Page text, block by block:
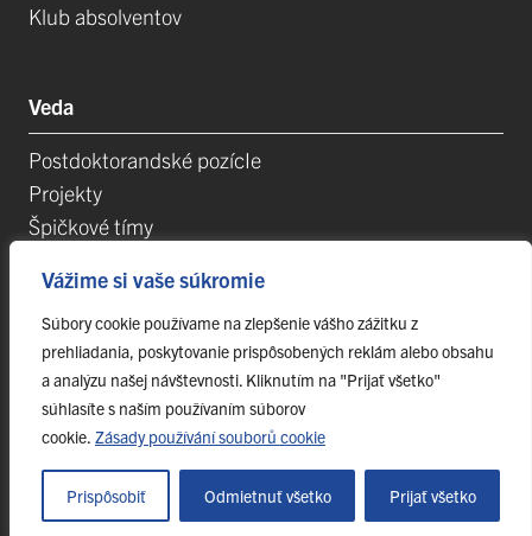
Vážime si vaše súkromie
Súbory cookie používame na zlepšenie vášho zážitku z
prehliadania, poskytovanie prispôsobených reklám alebo obsahu
a analýzu našej návštevnosti. Kliknutím na "Prijať všetko"
súhlasíte s naším používaním súborov
cookie. Zásady používání souborů cookie
Prispôsobiť Odmietnuť všetko Prijať všetko
Klub absolventov
Veda
Postdoktorandské pozícIe
Projekty
Špičkové tímy
Vedecké parky
Evidencia publikačnej činnosti
Habilitačné a vymenúvacie konania
© 2023 Univerzita Pavla Jozefa Šafárika v Košiciach, webmaster@upjs.sk